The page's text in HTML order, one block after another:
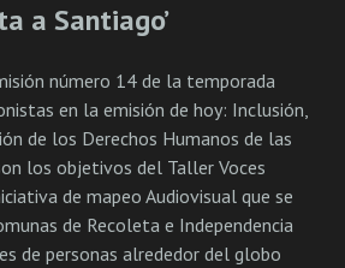
a Santiago’
número 14 de la temporada
en la emisión de hoy: Inclusión,
de los Derechos Humanos de las
los objetivos del Taller Voces
de mapeo Audiovisual que se
de Recoleta e Independencia
de personas alrededor del globo